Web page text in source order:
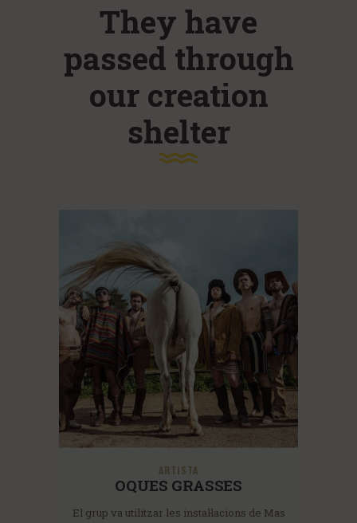
They have
passed through
our creation
shelter
ARTISTA
OQUES GRASSES
El grup va utilitzar les instal·lacions de Mas